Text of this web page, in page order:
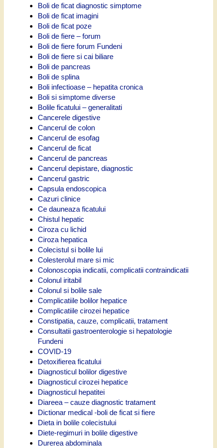
Boli de ficat diagnostic simptome
Boli de ficat imagini
Boli de ficat poze
Boli de fiere – forum
Boli de fiere forum Fundeni
Boli de fiere si cai biliare
Boli de pancreas
Boli de splina
Boli infectioase – hepatita cronica
Boli si simptome diverse
Bolile ficatului – generalitati
Cancerele digestive
Cancerul de colon
Cancerul de esofag
Cancerul de ficat
Cancerul de pancreas
Cancerul depistare, diagnostic
Cancerul gastric
Capsula endoscopica
Cazuri clinice
Ce dauneaza ficatului
Chistul hepatic
Ciroza cu lichid
Ciroza hepatica
Colecistul si bolile lui
Colesterolul mare si mic
Colonoscopia indicatii, complicatii contraindicatii
Colonul iritabil
Colonul si bolile sale
Complicatiile bolilor hepatice
Complicatiile cirozei hepatice
Constipatia, cauze, complicatii, tratament
Consultatii gastroenterologie si hepatologie
Fundeni
COVID-19
Detoxifierea ficatului
Diagnosticul bolilor digestive
Diagnosticul cirozei hepatice
Diagnosticul hepatitei
Diareea – cauze diagnostic tratament
Dictionar medical -boli de ficat si fiere
Dieta in bolile colecistului
Diete-regimuri in bolile digestive
Durerea abdominala